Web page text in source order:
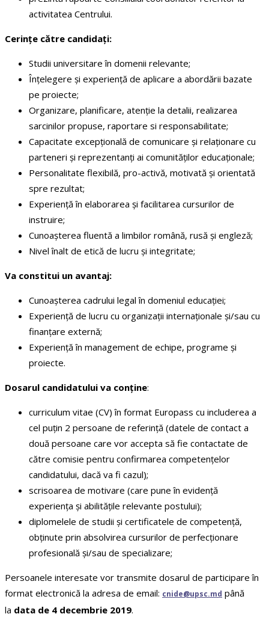
activitatea Centrului.
Cerințe către candidați:
Studii universitare în domenii relevante;
Înțelegere și experiență de aplicare a abordării bazate
pe proiecte;
Organizare, planificare, atenție la detalii, realizarea
sarcinilor propuse, raportare si responsabilitate;
Capacitate excepțională de comunicare și relaționare cu
parteneri și reprezentanți ai comunităților educaționale;
Personalitate flexibilă, pro-activă, motivată și orientată
spre rezultat;
Experiență în elaborarea și facilitarea cursurilor de
instruire;
Cunoașterea fluentă a limbilor română, rusă și engleză;
Nivel înalt de etică de lucru și integritate;
Va constitui un avantaj:
Cunoașterea cadrului legal în domeniul educației;
Experiență de lucru cu organizații internaționale și/sau cu
finanțare externă;
Experiență în management de echipe, programe și
proiecte.
Dosarul candidatului va conține:
curriculum vitae (CV) în format Europass cu includerea a
cel puțin 2 persoane de referință (datele de contact a
două persoane care vor accepta să fie contactate de
către comisie pentru confirmarea competențelor
candidatului, dacă va fi cazul);
scrisoarea de motivare (care pune în evidență
experiența și abilitățile relevante postului);
diplomelele de studii şi certificatele de competență,
obținute prin absolvirea cursurilor de perfecţionare
profesională şi/sau de specializare;
Persoanele interesate vor transmite dosarul de participare în
format electronică la adresa de email: cnide@upsc.md până
la data de 4 decembrie 2019.